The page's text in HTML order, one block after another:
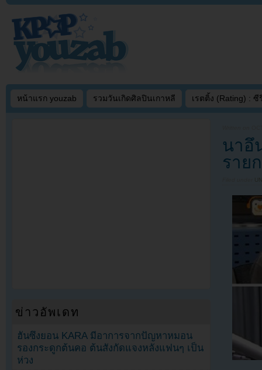
หน้าแรก youzab รวมวันเกิดศิลปินเกาหลี เรตติ้ง (Rating) : ซี
นาอึ
ราย
ข่าวอัพเดท
ฮันซึงยอน KARA มีอาการจากปัญหาหมอน
รองกระดูกต้นคอ ต้นสังกัดแจงหลังแฟนๆ เป็น
ห่วง